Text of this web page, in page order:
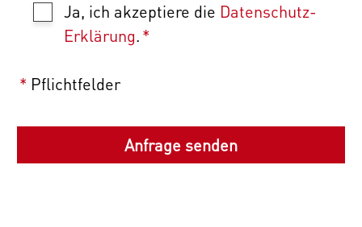
Ja, ich akzeptiere die Datenschutz-
Erklärung.*
* Pflichtfelder